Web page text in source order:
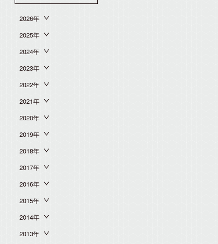
2026年
2025年
2024年
2023年
2022年
2021年
2020年
2019年
2018年
2017年
2016年
2015年
2014年
2013年